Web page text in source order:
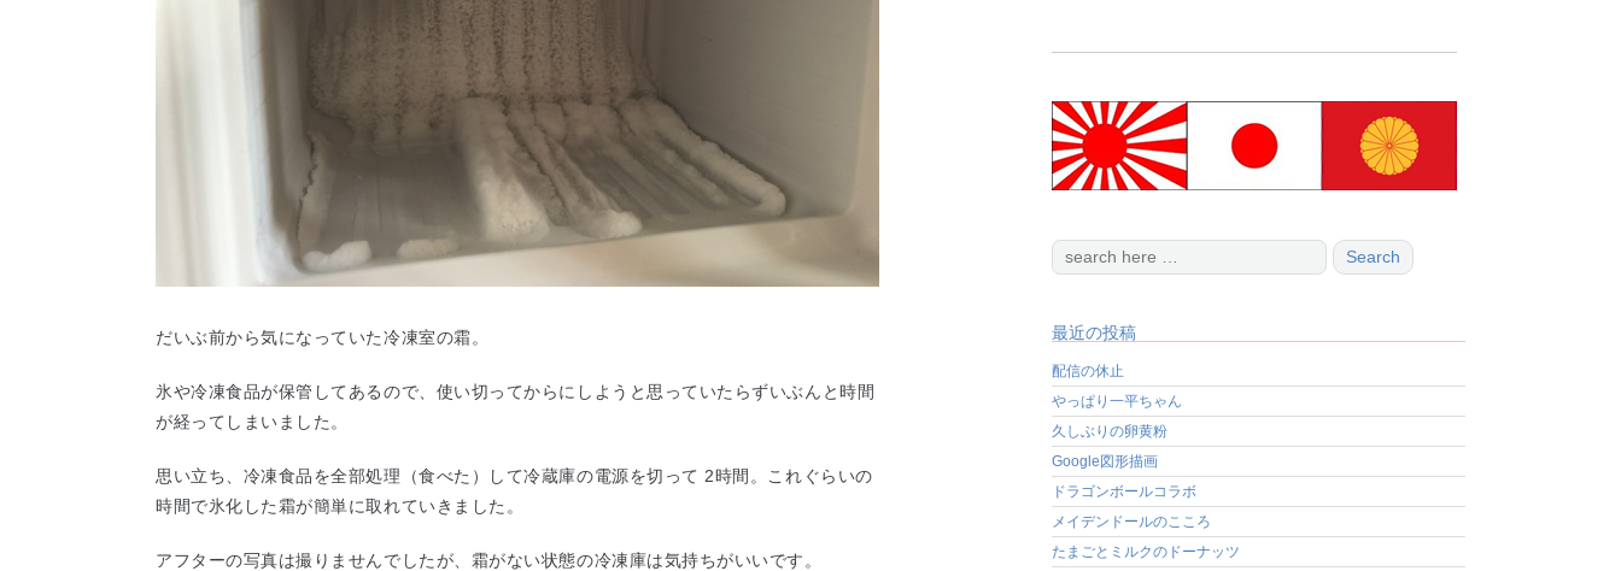
だいぶ前から気になっていた冷凍室の霜。
氷や冷凍食品が保管してあるので、使い切ってからにしようと思っていたらずいぶんと時間
が経ってしまいました。
思い立ち、冷凍食品を全部処理（食べた）して冷蔵庫の電源を切って 2時間。これぐらいの
時間で氷化した霜が簡単に取れていきました。
アフターの写真は撮りませんでしたが、霜がない状態の冷凍庫は気持ちがいいです。
最近の投稿
配信の休止
やっぱり一平ちゃん
久しぶりの卵黄粉
Google図形描画
ドラゴンボールコラボ
メイデンドールのこころ
たまごとミルクのドーナッツ